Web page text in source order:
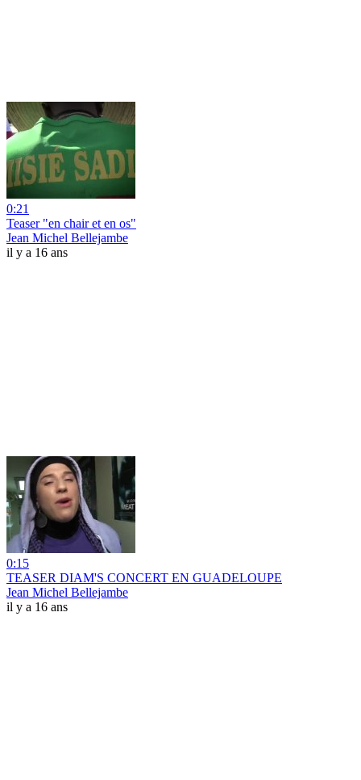
0:21
Teaser "en chair et en os"
Jean Michel Bellejambe
il y a 16 ans
0:15
TEASER DIAM'S CONCERT EN GUADELOUPE
Jean Michel Bellejambe
il y a 16 ans